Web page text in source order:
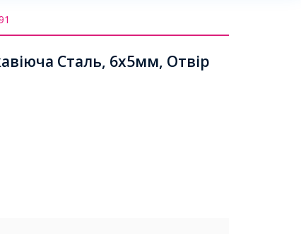
Сталь, 6х5мм, Отвір